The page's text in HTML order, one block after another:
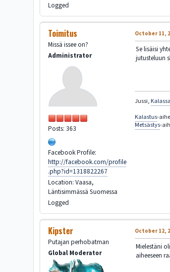
Logged
Toimitus
Missä issee on?
Administrator
Posts: 363
Facebook Profile:
http://facebook.com/profile
.php?id=1318822267
Location: Vaasa,
Läntisimmässä Suomessa
Logged
October 11,
Se lisäisi
jutusteluun
Jussi,
Kalastus-
Metsästys-
Kipster
Putajan perhobatman
Global Moderator
October 12,
Mielestäni
aiheeseen